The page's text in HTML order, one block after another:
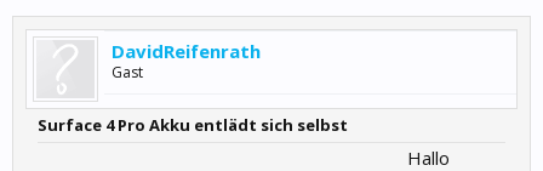
DavidReifenrath
Gast
Surface 4 Pro Akku entlädt sich selbst
Hallo